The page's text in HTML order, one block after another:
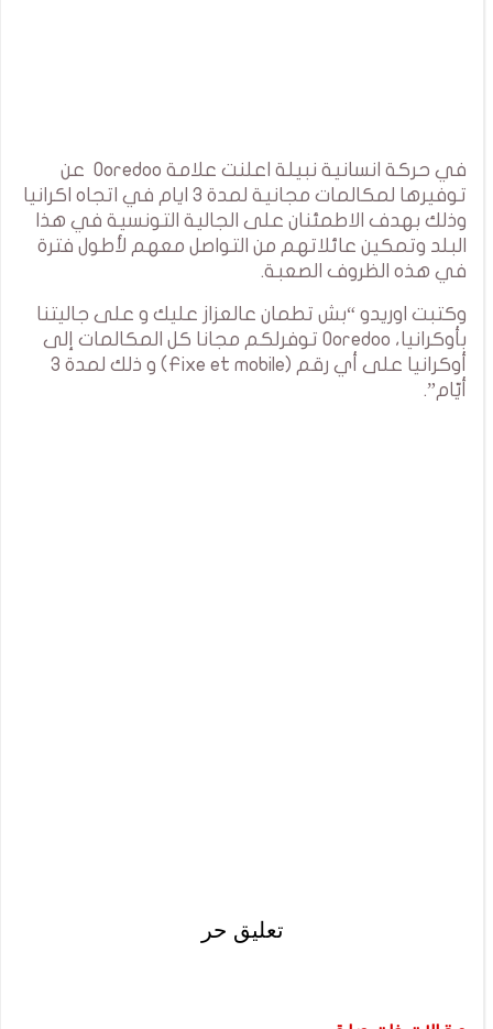
في حركة انسانية نبيلة اعلنت علامة Ooredoo عن
توفيرها لمكالمات مجانية لمدة 3 ايام في اتجاه اكرانيا
وذلك بهدف الاطمئنان على الجالية التونسية في هذا
البلد وتمكين عائلاتهم من التواصل معهم لأطول فترة
في هذه الظروف الصعبة.
وكتبت اوريدو “بش تطمان عالعزاز عليك و على جاليتنا
بأوكرانيا، Ooredoo توفرلكم مجانا كل المكالمات إلى
أوكرانيا على أي رقم (Fixe et mobile) و ذلك لمدة 3
أيّام”.
تعليق حر